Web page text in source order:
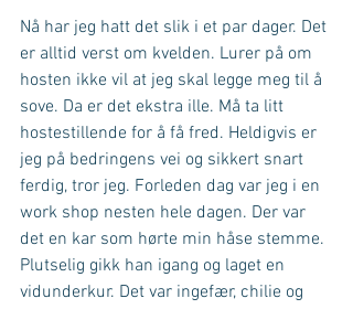
Nå har jeg hatt det slik i et par dager. Det
er alltid verst om kvelden. Lurer på om
hosten ikke vil at jeg skal legge meg til å
sove. Da er det ekstra ille. Må ta litt
hostestillende for å få fred. Heldigvis er
jeg på bedringens vei og sikkert snart
ferdig, tror jeg. Forleden dag var jeg i en
work shop nesten hele dagen. Der var
det en kar som hørte min håse stemme.
Plutselig gikk han igang og laget en
vidunderkur. Det var ingefær, chilie og